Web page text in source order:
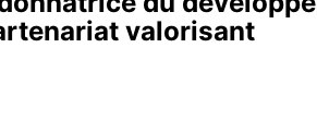
valorisant